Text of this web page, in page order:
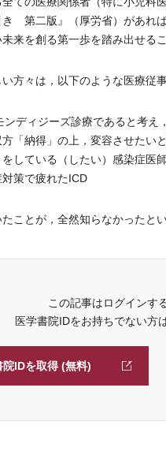
き 第二版』（厚労省）があれ
来を創る第一歩を踏み出せるこ
方々は，以下のような医療従事
ディジーズ診療であると考え
「納得」の上，変容させたい
している（したい）感染症医師
策で疲れたICD
ことが，全然知らなかったと
この記事はログインす
医学書院IDをお持ちでない方
院IDを取得 (無料)